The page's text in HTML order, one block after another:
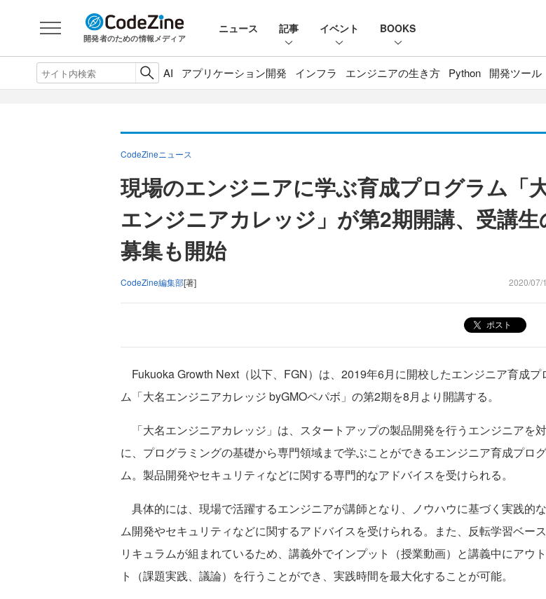
開発者のための情報メディア
ニュース 記事 イベント BOOKS
AI アプリケーション開発 インフラ エンジニアの生き方 Python 開発ツール
CodeZineニュース
現場のエンジニアに学ぶ育成プログラム「
エンジニアカレッジ」が第2期開講、受講生
募集も開始
CodeZine編集部[著] 2020/07/
ポスト
Fukuoka Growth Next（以下、FGN）は、2019年6月に開校したエンジニア育成プ
ム「大名エンジニアカレッジ byGMOペパボ」の第2期を8月より開講する。
「大名エンジニアカレッジ」は、スタートアップの製品開発を行うエンジニアを
に、プログラミングの基礎から専門領域まで学ぶことができるエンジニア育成プロ
ム。製品開発やセキュリティなどに関する専門的なアドバイスを受けられる。
具体的には、現場で活躍するエンジニアが講師となり、ノウハウに基づく実践的
ム開発やセキュリティなどに関するアドバイスを受けられる。また、反転学習ベー
リキュラムが組まれているため、講義外でインプット（授業動画）と講義中にアウ
ト（課題実践、議論）を行うことができ、実践時間を最大化することが可能。